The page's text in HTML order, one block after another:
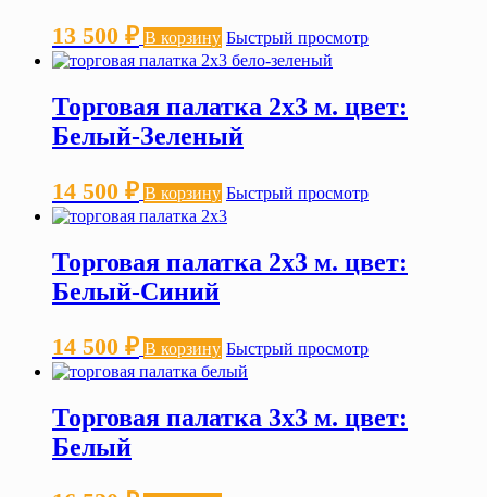
13 500 ₽ В корзину Быстрый просмотр
Торговая палатка 2х3 м. цвет:
Белый-Зеленый
14 500 ₽ В корзину Быстрый просмотр
Торговая палатка 2х3 м. цвет:
Белый-Синий
14 500 ₽ В корзину Быстрый просмотр
Торговая палатка 3х3 м. цвет:
Белый